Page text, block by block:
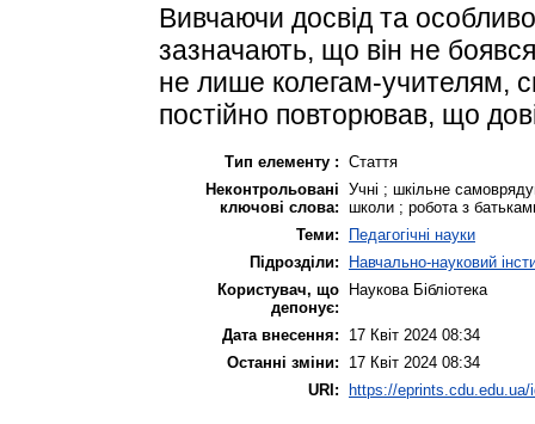
Вивчаючи досвід та
зазначають, що він не
не лише колегам-учителям,
постійно повторював, що
Тип елементу : Стаття
Неконтрольовані
ключові слова:
Учні ; шкільне
школи ; робота з
Теми:
Педагогічні науки
Підрозділи:
Навчально-науковий
Користувач, що
депонує:
Наукова Бібліотека
Дата внесення:
17 Квіт 2024 08:34
Останні зміни:
17 Квіт 2024 08:34
URI: https://eprints.cdu.edu.ua/